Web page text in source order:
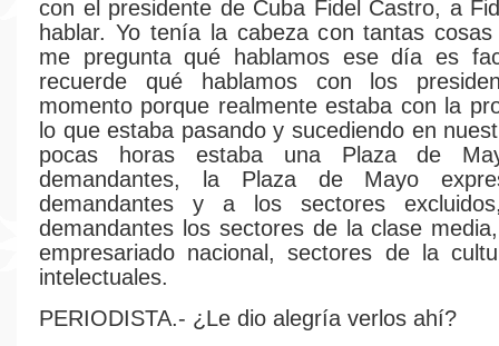
con el presidente de Cuba Fidel Castro, a
hablar. Yo tenía la cabeza con tantas
me pregunta qué hablamos ese día es
recuerde qué hablamos con los
momento porque realmente estaba con la
lo que estaba pasando y sucediendo en
pocas horas estaba una Plaza de
demandantes, la Plaza de Mayo
demandantes y a los sectores
demandantes los sectores de la clase
empresariado nacional, sectores de la
intelectuales.
PERIODISTA.- ¿Le dio alegría verlos ahí?